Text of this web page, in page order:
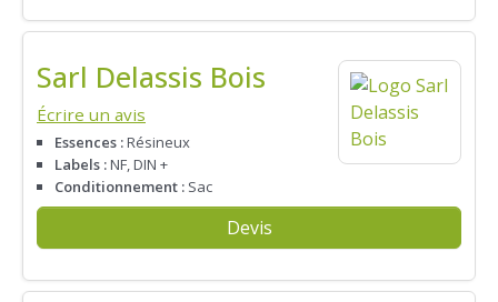
Sarl Delassis Bois
Écrire un avis
Essences :Résineux
Labels :NF, DIN +
Conditionnement : Sac
Devis